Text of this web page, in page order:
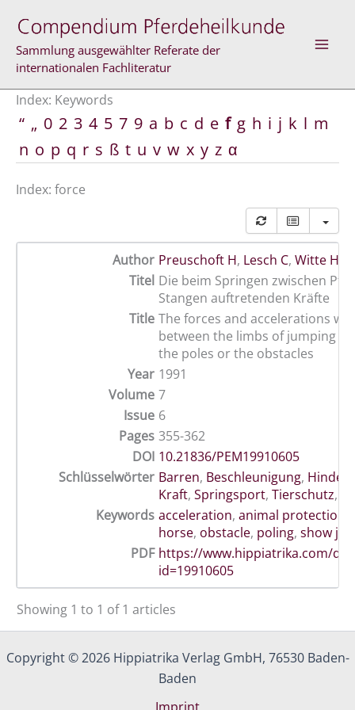
content
Sammlung ausgewählter Referate der
internationalen Fachliteratur
Index: Keywords
“ „ 0 2 3 4 5 7 9 a b c d e f g h i j k l m
n o p q r s ß t u v w x y z α
Index: force
Author Preuschoft H, Lesch C, Witte H
Titel Die beim Springen zwischen
Stangen auftretenden Kräfte
Title The forces and accelerations
between the limbs of jumping
the poles or the obstacles
Year 1991
Volume 7
Issue 6
Pages 355-362
DOI 10.21836/PEM19910605
Schlüsselwörter Barren, Beschleunigung,
Kraft, Springsport, Tierschutz,
Keywords acceleration, animal protection
horse, obstacle, poling, show
PDF https://www.hippiatrika.com/
id=19910605
Showing 1 to 1 of 1 articles
Copyright © 2026 Hippiatrika Verlag GmbH, 76530 Baden-
Baden